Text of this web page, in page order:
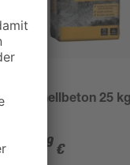
Schnellbeton 25 kg
99 €